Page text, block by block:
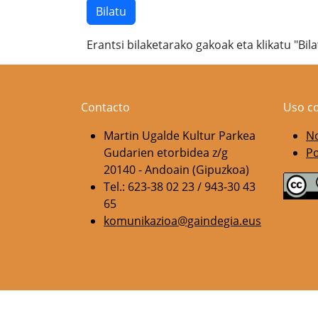
Erantsi bilaketarako gakoak eta klikatu
Contacto
Martin Ugalde Kultur Parkea
Gudarien etorbidea z/g
20140 - Andoain (Gipuzkoa)
Tel.: 623-38 02 23 / 943-30 43
65
komunikazioa@gaindegia.eus
Uso